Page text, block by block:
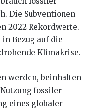
Die Subventionen
2022 Rekordwerte.
Bezug auf die
Klimakrise.
werden, beinhalten
fossiler
eines globalen